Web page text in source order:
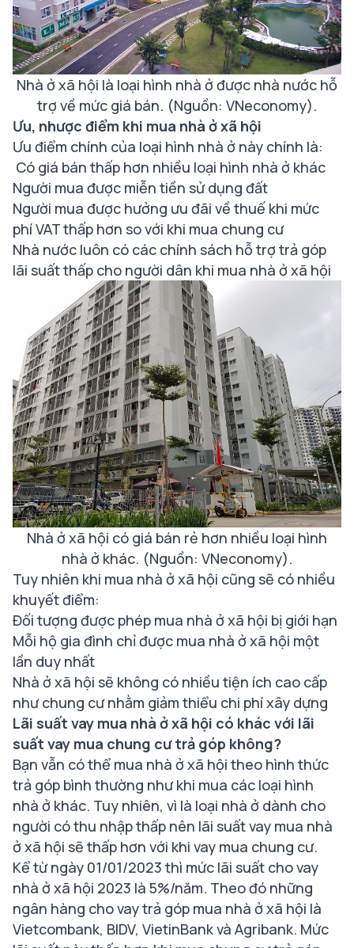
Nhà ở xã hội là loại hình nhà ở được nhà nước hỗ
trợ về mức giá bán. (Nguồn: VNeconomy).
Ưu, nhược điểm khi mua nhà ở xã hội
Ưu điểm chính của loại hình nhà ở này chính là:
Có giá bán thấp hơn nhiều loại hình nhà ở khác
Người mua được miễn tiền sử dụng đất
Người mua được hưởng ưu đãi về thuế khi mức
phí VAT thấp hơn so với khi mua chung cư
Nhà nước luôn có các chính sách hỗ trợ trả góp
lãi suất thấp cho người dân khi mua nhà ở xã hội
Nhà ở xã hội có giá bán rẻ hơn nhiều loại hình
nhà ở khác. (Nguồn: VNeconomy).
Tuy nhiên khi mua nhà ở xã hội cũng sẽ có nhiều
khuyết điểm:
Đối tượng được phép mua nhà ở xã hội bị giới hạn
Mỗi hộ gia đình chỉ được mua nhà ở xã hội một
lần duy nhất
Nhà ở xã hội sẽ không có nhiều tiện ích cao cấp
như chung cư nhằm giảm thiểu chi phí xây dựng
Lãi suất vay mua nhà ở xã hội có khác với lãi
suất vay mua chung cư trả góp không?
Bạn vẫn có thể mua nhà ở xã hội theo hình thức
trả góp bình thường như khi mua các loại hình
nhà ở khác. Tuy nhiên, vì là loại nhà ở dành cho
người có thu nhập thấp nên lãi suất vay mua nhà
ở xã hội sẽ thấp hơn với khi vay mua chung cư.
Kể từ ngày 01/01/2023 thì mức lãi suất cho vay
nhà ở xã hội 2023 là 5%/năm. Theo đó những
ngân hàng cho vay trả góp mua nhà ở xã hội là
Vietcombank, BIDV, VietinBank và Agribank. Mức